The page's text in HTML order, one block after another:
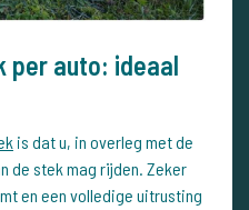
per auto: ideaal
is dat u, in overleg met de
de stek mag rijden. Zeker
en een volledige uitrusting